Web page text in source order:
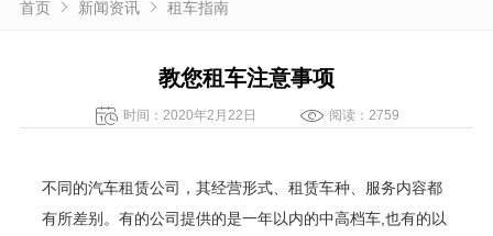
首页 新闻资讯 租车指南
教您租车注意事项
时间：2020年2月22日 阅读：2759
不同的汽车租赁公司，其经营形式、租赁车种、服务内容都
有所差别。有的公司提供的是一年以内的中高档车,也有的以